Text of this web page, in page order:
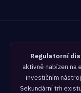
Regulatorní
aktivně nabízen na
investičním
Sekundární trh